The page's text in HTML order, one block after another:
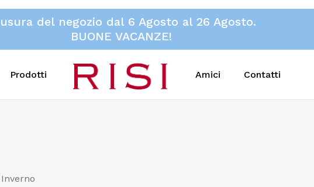
del negozio dal 6 Agosto al 26 Agosto.
BUONE VACANZE!
Prodotti Amici Contatti